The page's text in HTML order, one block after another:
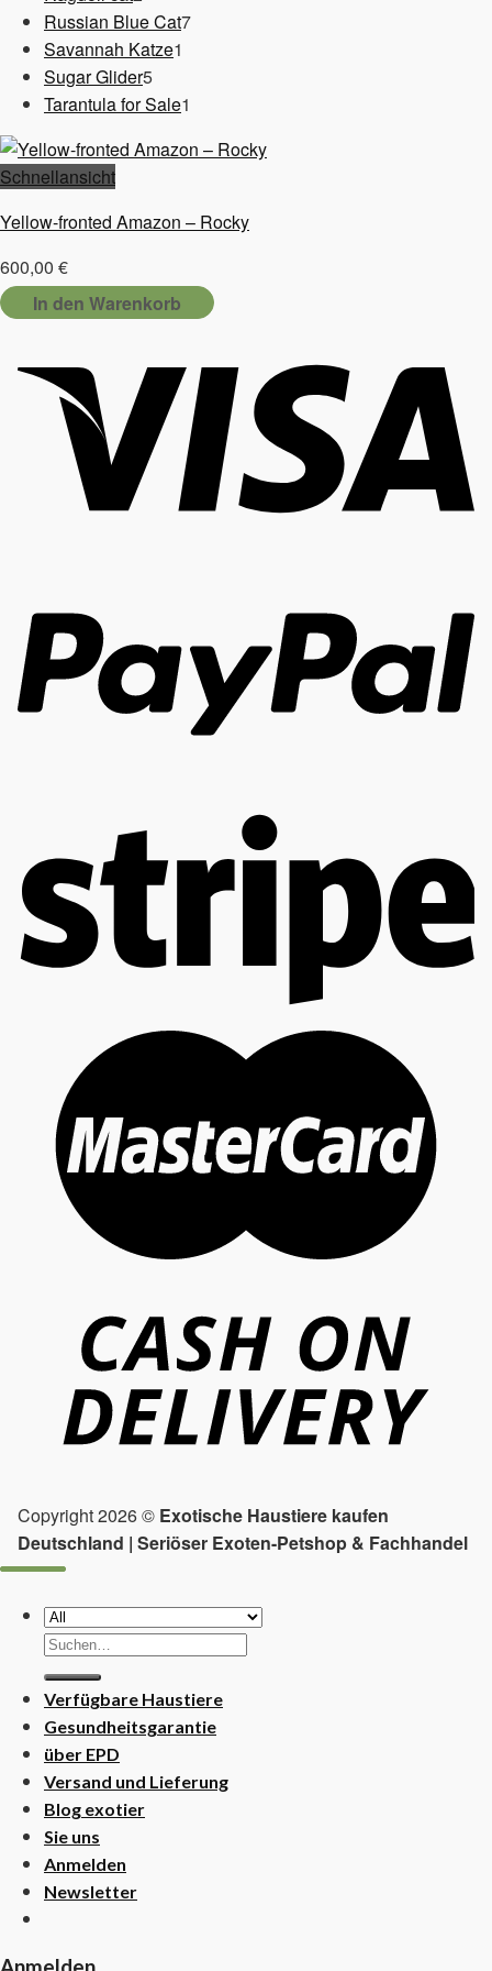
Produkte
Russian Blue Cat77
Savannah Katze1
Sugar Glider55
Produkte
Tarantula for Sale1
Schnellansicht
Yellow-fronted Amazon – Rocky
600,00 €
In den Warenkorb
Copyright 2026 © Exotische Haustiere kaufen
Deutschland | Seriöser Exoten-Petshop & Fachhandel
Suchen
nach:
Verfügbare Haustiere
Gesundheitsgarantie
über EPD
Versand und Lieferung
Blog exotier
Sie uns
Anmelden
Newsletter